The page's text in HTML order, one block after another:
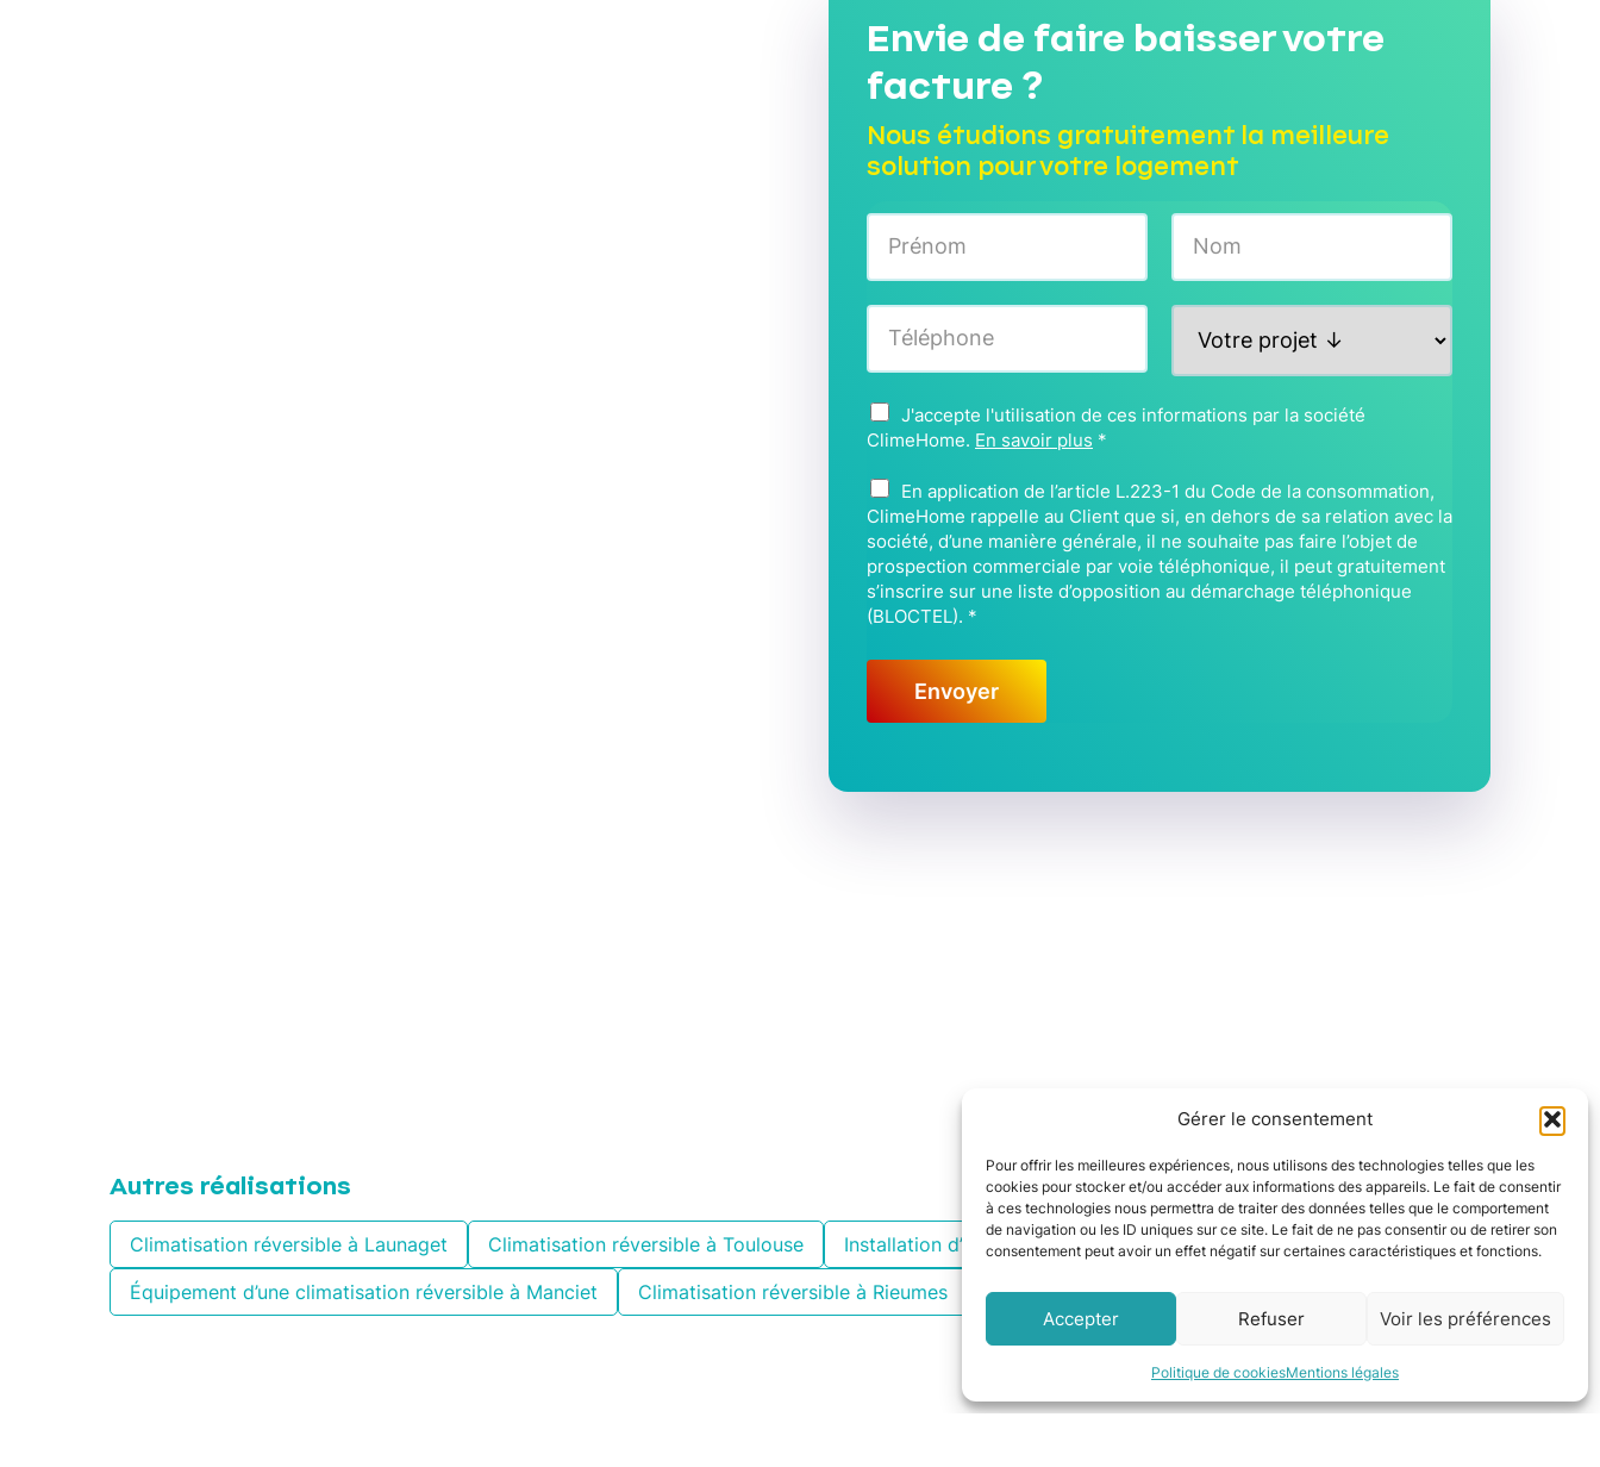
Gérer le consentement
Pour offrir les meilleures expériences, nous utilisons des technologies telles que les
cookies pour stocker et/ou accéder aux informations des appareils. Le fait de consentir
à ces technologies nous permettra de traiter des données telles que le comportement
de navigation ou les ID uniques sur ce site. Le fait de ne pas consentir ou de retirer son
consentement peut avoir un effet négatif sur certaines caractéristiques et fonctions.
Accepter Refuser Voir les préférences
Politique de cookiesMentions légales
Envie de faire baisser votre
facture ?
Nous étudions gratuitement la meilleure
solution pour votre logement
N
m
*
T
l
p
h
o
n
e
*
P
o
e
A
c
o
r
d
*
J'accepte l'utilisation de ces informations par la société
ClimeHome. En savoir plus *
B
L
O
C
T
E
*
En application de l’article L.223-1 du Code de la consommation,
ClimeHome rappelle au Client que si, en dehors de sa relation avec la
société, d’une manière générale, il ne souhaite pas faire l’objet de
prospection commerciale par voie téléphonique, il peut gratuitement
s’inscrire sur une liste d’opposition au démarchage téléphonique
(BLOCTEL). *
Envoyer
Autres réalisations
Climatisation réversible à Launaget Climatisation réversible à Toulouse
Installation d’une climatisation réversible à Aussonne
Équipement d’une climatisation réversible à Manciet
Climatisation réversible à Rieumes Installation d’une climatisation réversible à Cugnaux